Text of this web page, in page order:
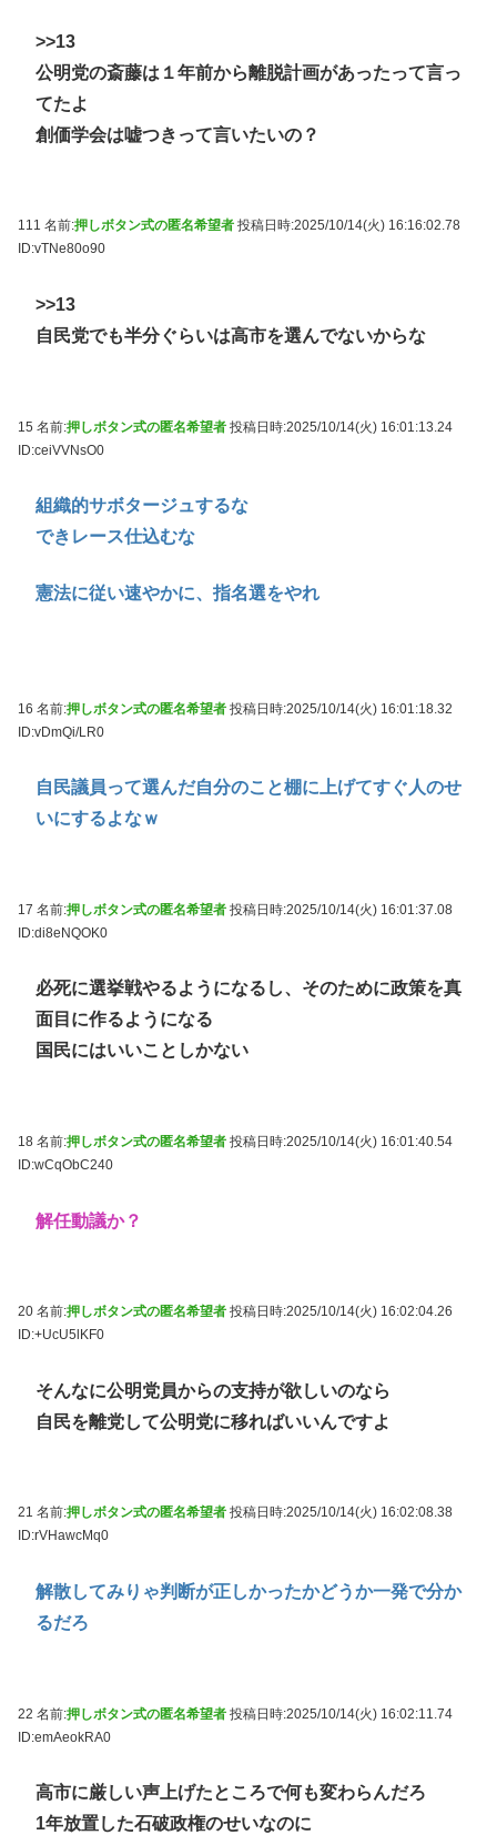
>>13
公明党の斎藤は１年前から離脱計画があったって言っ
てたよ
創価学会は嘘つきって言いたいの？
111 名前:押しボタン式の匿名希望者 投稿日時:2025/10/14(火) 16:16:02.78
ID:vTNe80o90
>>13
自民党でも半分ぐらいは高市を選んでないからな
15 名前:押しボタン式の匿名希望者 投稿日時:2025/10/14(火) 16:01:13.24
ID:ceiVVNsO0
組織的サボタージュするな
できレース仕込むな
憲法に従い速やかに、指名選をやれ
16 名前:押しボタン式の匿名希望者 投稿日時:2025/10/14(火) 16:01:18.32
ID:vDmQi/LR0
自民議員って選んだ自分のこと棚に上げてすぐ人のせ
いにするよなｗ
17 名前:押しボタン式の匿名希望者 投稿日時:2025/10/14(火) 16:01:37.08
ID:di8eNQOK0
必死に選挙戦やるようになるし、そのために政策を真
面目に作るようになる
国民にはいいことしかない
18 名前:押しボタン式の匿名希望者 投稿日時:2025/10/14(火) 16:01:40.54
ID:wCqObC240
解任動議か？
20 名前:押しボタン式の匿名希望者 投稿日時:2025/10/14(火) 16:02:04.26
ID:+UcU5lKF0
そんなに公明党員からの支持が欲しいのなら
自民を離党して公明党に移ればいいんですよ
21 名前:押しボタン式の匿名希望者 投稿日時:2025/10/14(火) 16:02:08.38
ID:rVHawcMq0
解散してみりゃ判断が正しかったかどうか一発で分か
るだろ
22 名前:押しボタン式の匿名希望者 投稿日時:2025/10/14(火) 16:02:11.74
ID:emAeokRA0
高市に厳しい声上げたところで何も変わらんだろ
1年放置した石破政権のせいなのに